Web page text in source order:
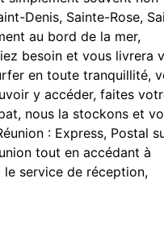
Denis, Sainte-Rose,
au bord de la mer,
besoin et vous livrera
en toute tranquillité,
y accéder, faites
nous la stockons et
: Express, Postal
tout en accédant à
service de réception,